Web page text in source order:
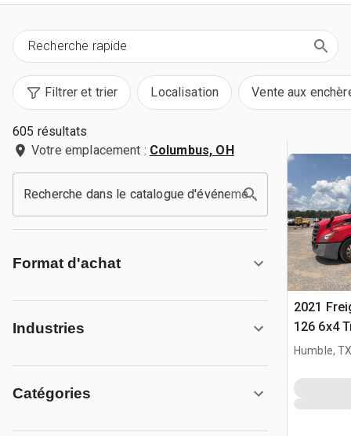
Filtrer et trier Localisation Vente aux
605 résultats
Votre emplacement : Columbus, OH
Recherche dans le catalogue d'événements
Format d'achat
Industries
Catégories
2021
126 6x4
Humble,